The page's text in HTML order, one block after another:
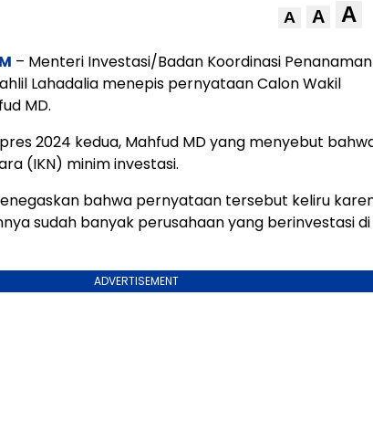
A A A
– Menteri Investasi/Badan Koordinasi Penanaman
Lahadalia menepis pernyataan Calon Wakil
MD.
2024 kedua, Mahfud MD yang menyebut
(IKN) minim investasi.
bahwa pernyataan tersebut keliru
sudah banyak perusahaan yang berinvestasi di
ADVERTISEMENT